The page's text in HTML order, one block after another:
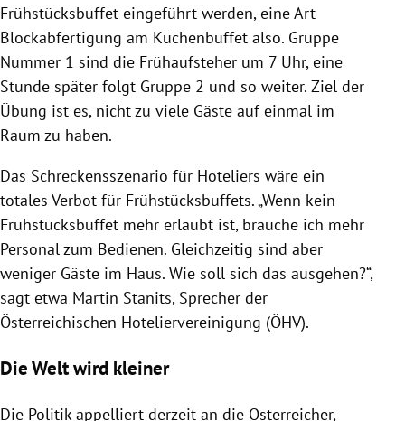
Frühstücksbuffet eingeführt werden, eine Art
Blockabfertigung am Küchenbuffet also. Gruppe
Nummer 1 sind die Frühaufsteher um 7 Uhr, eine
Stunde später folgt Gruppe 2 und so weiter. Ziel der
Übung ist es, nicht zu viele Gäste auf einmal im
Raum zu haben.
Das Schreckensszenario für Hoteliers wäre ein
totales Verbot für Frühstücksbuffets. „Wenn kein
Frühstücksbuffet mehr erlaubt ist, brauche ich mehr
Personal zum Bedienen. Gleichzeitig sind aber
weniger Gäste im Haus. Wie soll sich das ausgehen?“,
sagt etwa Martin Stanits, Sprecher der
Österreichischen Hoteliervereinigung (ÖHV).
Die Welt wird kleiner
Die Politik appelliert derzeit an die Österreicher,